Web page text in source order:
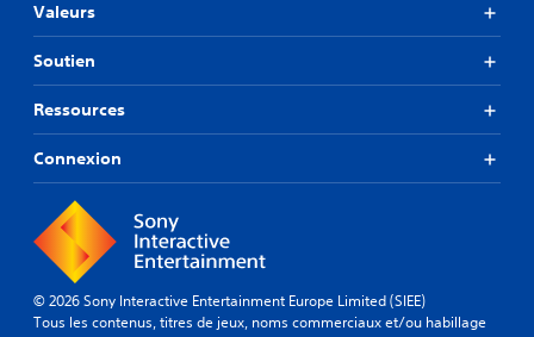
Valeurs
Soutien
Ressources
Connexion
© 2026 Sony Interactive Entertainment Europe Limited (SIEE)
Tous les contenus, titres de jeux, noms commerciaux et/ou habillage